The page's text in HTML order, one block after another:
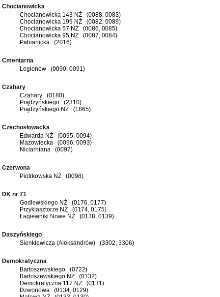
Chocianowicka
Chocianowicka 143 NŻ (0088, 0083)
Chocianowicka 199 NŻ (0082, 0089)
Chocianowicka 57 NŻ (0086, 0085)
Chocianowicka 95 NŻ (0087, 0084)
Pabianicka (2016)
Cmentarna
Legionów (0090, 0091)
Czahary
Czahary (0180)
Prądzyńskiego (2310)
Prądzyńskiego NŻ (1865)
Czechosłowacka
Edwarda NŻ (0095, 0094)
Mazowiecka (0096, 0093)
Niciarniana (0097)
Czerwona
Piotrkowska NŻ (0098)
DK nr 71
Godlewskiego NŻ (0176, 0177)
Przyklasztorze NŻ (0174, 0175)
Łagiewniki Nowe NŻ (0138, 0139)
Daszyńskiego
Sienkiewicza (Aleksandrów) (3302, 3306)
Demokratyczna
Bartoszewskiego (0722)
Bartoszewskiego NŻ (0132)
Demokratyczna 117 NŻ (0131)
Dzwonowa (0134, 0129)